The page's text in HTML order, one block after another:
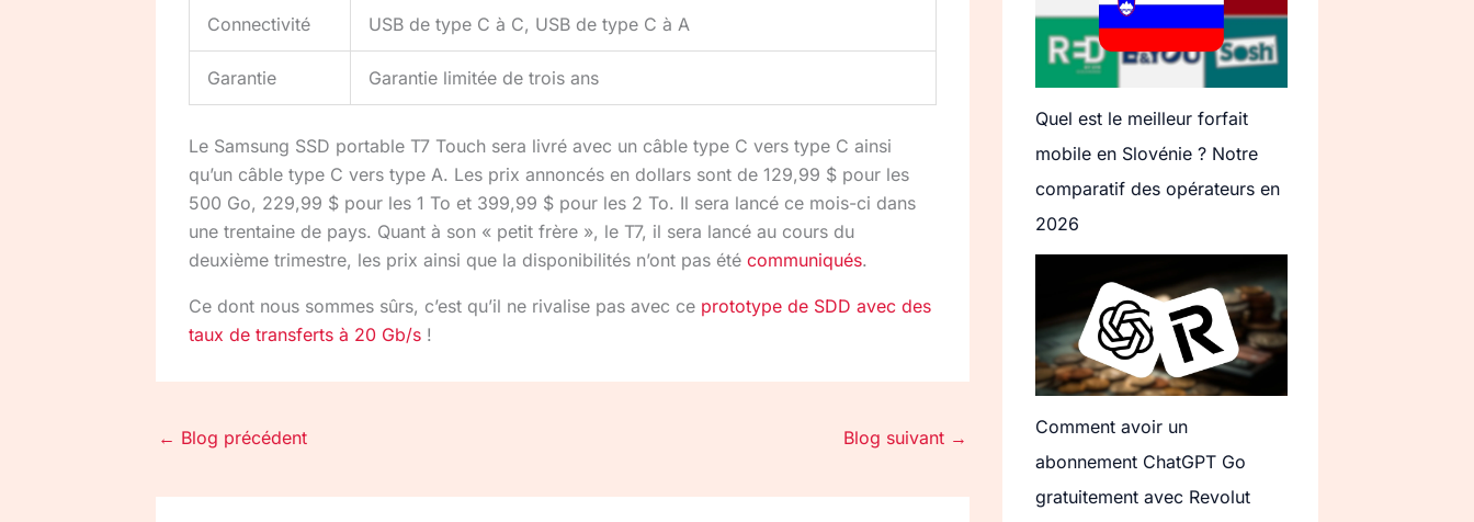
Connectivité USB de type C à C, USB de type C à A
Garantie Garantie limitée de trois ans
Le Samsung SSD portable T7 Touch sera livré avec un câble type C vers type C ainsi
qu’un câble type C vers type A. Les prix annoncés en dollars sont de 129,99 $ pour les
500 Go, 229,99 $ pour les 1 To et 399,99 $ pour les 2 To. Il sera lancé ce mois-ci dans
une trentaine de pays. Quant à son « petit frère », le T7, il sera lancé au cours du
deuxième trimestre, les prix ainsi que la disponibilités n’ont pas été communiqués.
Ce dont nous sommes sûrs, c’est qu’il ne rivalise pas avec ce prototype de SDD avec des
taux de transferts à 20 Gb/s !
← Blog précédent Blog suivant →
Quel est le meilleur forfait
mobile en Slovénie ? Notre
comparatif des opérateurs en
2026
Comment avoir un
abonnement ChatGPT Go
gratuitement avec Revolut